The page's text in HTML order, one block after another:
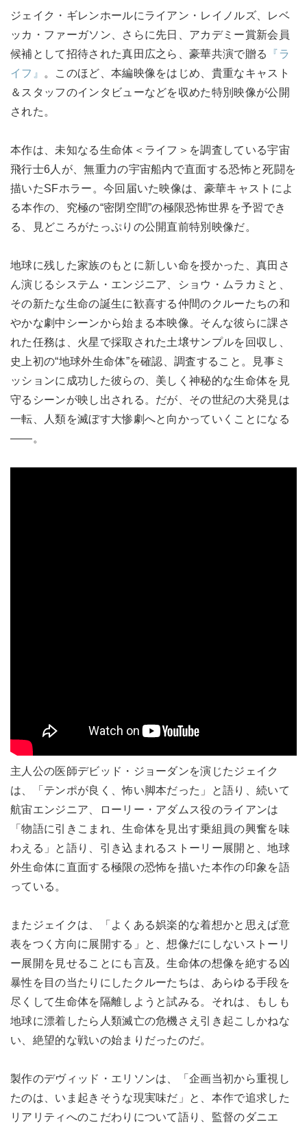
ジェイク・ギレンホールにライアン・レイノルズ、レベ
ッカ・ファーガソン、さらに先日、アカデミー賞新会員
候補として招待された真田広之ら、豪華共演で贈る
『ラ
イフ』
。このほど、本編映像をはじめ、貴重なキャスト
＆スタッフのインタビューなどを収めた特別映像が公開
された。
本作は、未知なる生命体＜ライフ＞を調査している宇宙
飛行士6人が、無重力の宇宙船内で直面する恐怖と死闘を
描いたSFホラー。今回届いた映像は、豪華キャストによ
る本作の、究極の“密閉空間”の極限恐怖世界を予習でき
る、見どころがたっぷりの公開直前特別映像だ。
地球に残した家族のもとに新しい命を授かった、真田さ
ん演じるシステム・エンジニア、ショウ・ムラカミと、
その新たな生命の誕生に歓喜する仲間のクルーたちの和
やかな劇中シーンから始まる本映像。そんな彼らに課さ
れた任務は、火星で採取された土壌サンプルを回収し、
史上初の“地球外生命体”を確認、調査すること。見事ミ
ッションに成功した彼らの、美しく神秘的な生命体を見
守るシーンが映し出される。だが、その世紀の大発見は
一転、人類を滅ぼす大惨劇へと向かっていくことになる
――。
主人公の医師デビッド・ジョーダンを演じたジェイク
は、「テンポが良く、怖い脚本だった」と語り、続いて
航宙エンジニア、ローリー・アダムス役のライアンは
「物語に引きこまれ、生命体を見出す乗組員の興奮を味
わえる」と語り、引き込まれるストーリー展開と、地球
外生命体に直面する極限の恐怖を描いた本作の印象を語
っている。
またジェイクは、「よくある娯楽的な着想かと思えば意
表をつく方向に展開する」と、想像だにしないストーリ
ー展開を見せることにも言及。生命体の想像を絶する凶
暴性を目の当たりにしたクルーたちは、あらゆる手段を
尽くして生命体を隔離しようと試みる。それは、もしも
地球に漂着したら人類滅亡の危機さえ引き起こしかねな
い、絶望的な戦いの始まりだったのだ。
製作のデヴィッド・エリソンは、「企画当初から重視し
たのは、いま起きそうな現実味だ」と、本作で追求した
リアリティへのこだわりについて語り、監督のダニエ